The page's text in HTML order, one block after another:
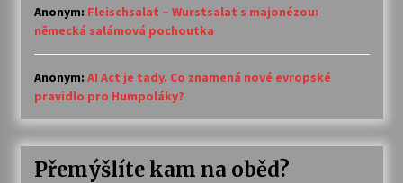
Anonym: Fleischsalat – Wurstsalat s majonézou:
německá salámová pochoutka
Anonym: AI Act je tady. Co znamená nové evropské
pravidlo pro Humpoláky?
Přemýšlíte kam na oběd?